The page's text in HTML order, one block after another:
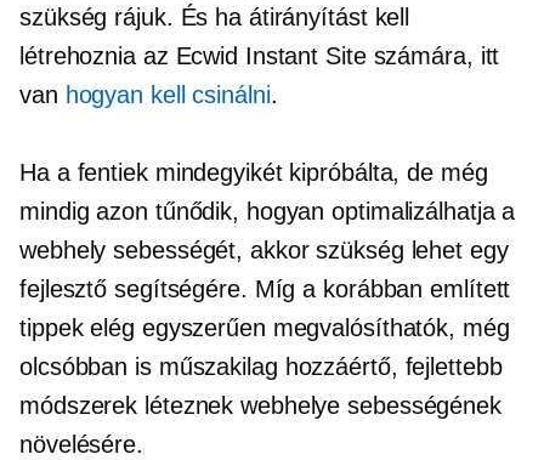
szükség rájuk. És ha átirányítást kell
létrehoznia az Ecwid Instant Site számára, itt
van hogyan kell csinálni.
Ha a fentiek mindegyikét kipróbálta, de még
mindig azon tűnődik, hogyan optimalizálhatja a
webhely sebességét, akkor szükség lehet egy
fejlesztő segítségére. Míg a korábban említett
tippek elég egyszerűen megvalósíthatók, még
olcsóbban is műszakilag hozzáértő, fejlettebb
módszerek léteznek webhelye sebességének
növelésére.